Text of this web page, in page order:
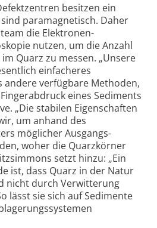
besitzen ein
para­magnetisch. Daher
die Elektronen­
nutzen, um die Anzahl
Quarz zu messen. „Unsere
einfacheres
andere verfügbare Methoden,
eines Sediments
„Die stabilen Eigen­schaften
um anhand des
möglicher Ausgangs­
woher die Quarzkörner
setzt hinzu: „Ein
ist, dass Quarz in der Natur
nicht durch Verwitterung
lässt sie sich auf Sedimente